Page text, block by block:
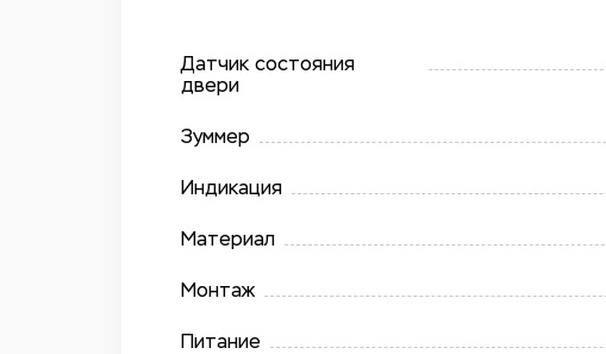
Датчик состояния
двери
Зуммер
Индикация
Материал
Монтаж
Питание